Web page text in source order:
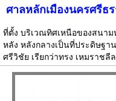
ศาลหลักเมืองนครศรีธ
ที่ตั้ง บริเวณทิศเหนือของสนาม
หลัง หลังกลางเป็นที่ประดิษฐ
ศรีวิชัย เรียกว่าทรง เหมราชลี